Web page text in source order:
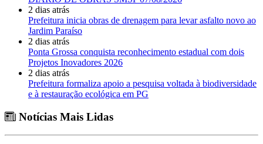
2 dias atrás
Prefeitura inicia obras de drenagem para levar asfalto novo ao
Jardim Paraíso
2 dias atrás
Ponta Grossa conquista reconhecimento estadual com dois
Projetos Inovadores 2026
2 dias atrás
Prefeitura formaliza apoio a pesquisa voltada à biodiversidade
e à restauração ecológica em PG
Notícias Mais Lidas